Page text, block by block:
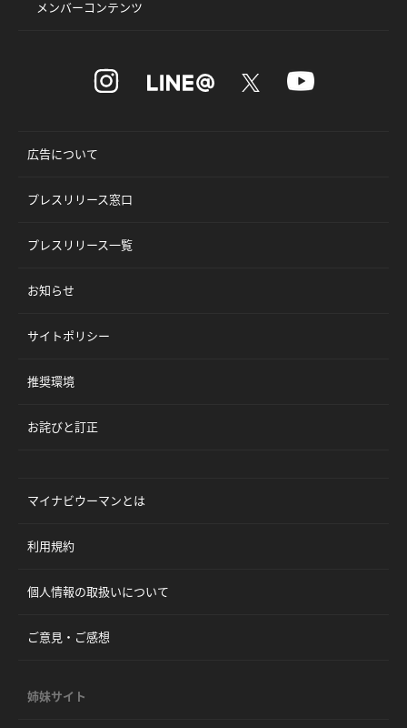
メンバーコンテンツ
広告について
プレスリリース窓口
プレスリリース一覧
お知らせ
サイトポリシー
推奨環境
お詫びと訂正
マイナビウーマンとは
利用規約
個人情報の取扱いについて
ご意見・ご感想
姉妹サイト